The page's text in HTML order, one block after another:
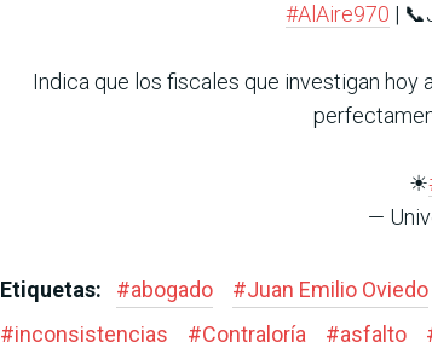
#AlAire970 |
Indica que los fiscales que investigan hoy
☀
—
Etiquetas: #abogado #Juan Emilio Oviedo
#inconsistencias #Contraloría #asfalto